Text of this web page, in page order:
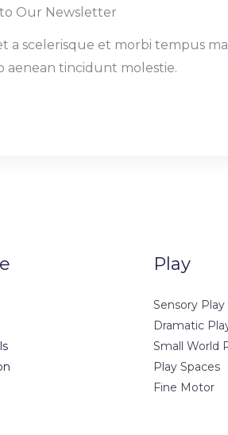
Our Newsletter
a scelerisque et morbi tempus
aenean tincidunt molestie.
Play
Sensory Play
Dramatic
Small World
Play Spaces
Fine Motor